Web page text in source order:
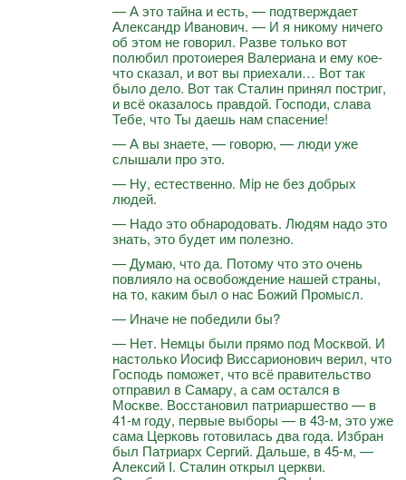
— А это тайна и есть, — подтверждает
Александр Иванович. — И я никому ничего
об этом не говорил. Разве только вот
полюбил протоиерея Валериана и ему кое-
что сказал, и вот вы приехали… Вот так
было дело. Вот так Сталин принял постриг,
и всё оказалось правдой. Господи, слава
Тебе, что Ты даешь нам спасение!
— А вы знаете, — говорю, — люди уже
слышали про это.
— Ну, естественно. Мiр не без добрых
людей.
— Надо это обнародовать. Людям надо это
знать, это будет им полезно.
— Думаю, что да. Потому что это очень
повлияло на освобождение нашей страны,
на то, каким был о нас Божий Промысл.
— Иначе не победили бы?
— Нет. Немцы были прямо под Москвой. И
настолько Иосиф Виссарионович верил, что
Господь поможет, что всё правительство
отправил в Самару, а сам остался в
Москве. Восстановил патриаршество — в
41-м году, первые выборы — в 43-м, это уже
сама Церковь готовилась два года. Избран
был Патриарх Сергий. Дальше, в 45-м, —
Алексий I. Сталин открыл церкви.